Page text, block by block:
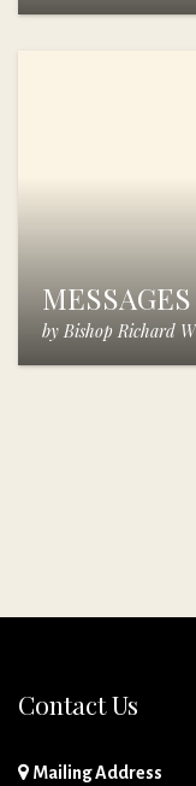
by Bishop Richard
Contact Us
Mailing Address